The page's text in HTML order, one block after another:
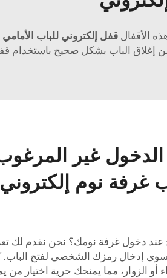
قفل إلكتروني للباب الأمامي
غير
غرفة نوم إلكتروني
دخول غرفة نومك؟ نحن نقدم لك
إدخال رمزك الشخصي لفتح الباب.
الزوار، مما يمنحك حرية اختيار من